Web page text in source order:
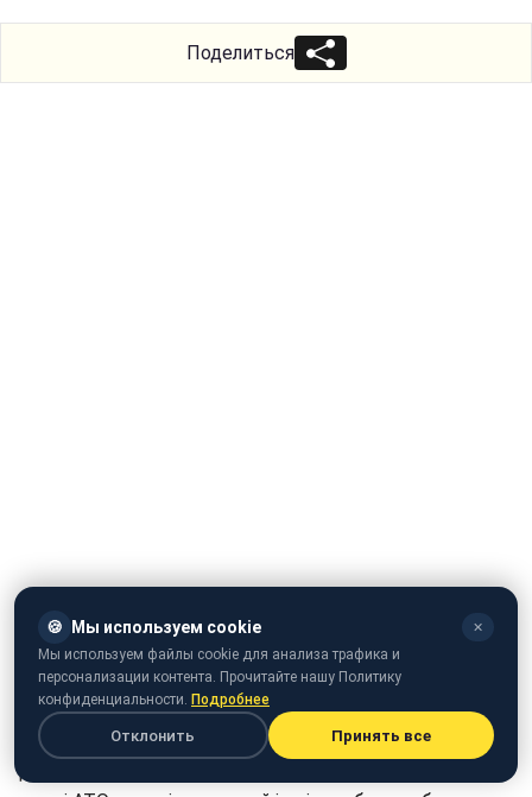
Поделиться
ЗМІ склали рейтинг українських музикантів, які
виступали для солдатів, які захищають Україну на
Донбасі.
🍪 Мы используем cookie ✕
Мы используем файлы cookie для анализа трафика и
персонализации контента. Прочитайте нашу Политику
конфиденциальности. Подробнее
Отклонить Принять все